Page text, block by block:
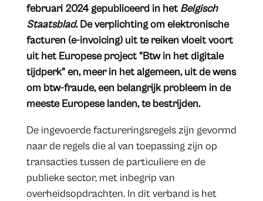
februari 2024 gepubliceerd in het Belgisch
Staatsblad. De verplichting om elektronische
facturen (e-invoicing) uit te reiken vloeit voort
uit het Europese project "Btw in het digitale
tijdperk" en, meer in het algemeen, uit de wens
om btw-fraude, een belangrijk probleem in de
meeste Europese landen, te bestrijden.
De ingevoerde factureringsregels zijn gevormd
naar de regels die al van toepassing zijn op
transacties tussen de particuliere en de
publieke sector, met inbegrip van
overheidsopdrachten. In dit verband is het